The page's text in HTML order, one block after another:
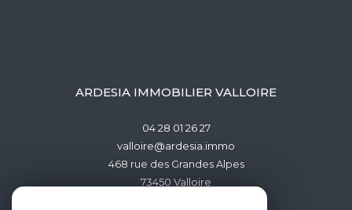
ARDESIA IMMOBILIER VALLOIRE
04 28 01 26 27
valloire@ardesia.immo
468 rue des Grandes Alpes
73450
valloire